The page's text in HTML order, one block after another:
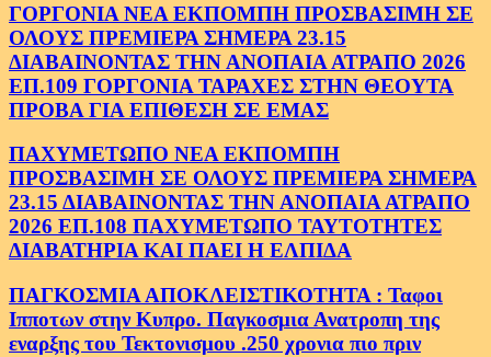
ΓΟΡΓΟΝΙΑ ΝΕΑ ΕΚΠΟΜΠΗ ΠΡΟΣΒΑΣΙΜΗ ΣΕ
ΟΛΟΥΣ ΠΡΕΜΙΕΡΑ ΣΗΜΕΡΑ 23.15
ΔΙΑΒΑΙΝΟΝΤΑΣ ΤΗΝ ΑΝΟΠΑΙΑ ΑΤΡΑΠΟ 2026
ΕΠ.109 ΓΟΡΓΟΝΙΑ ΤΑΡΑΧΕΣ ΣΤΗΝ ΘΕΟΥΤΑ
ΠΡΟΒΑ ΓΙΑ ΕΠΙΘΕΣΗ ΣΕ ΕΜΑΣ
ΠΑΧΥΜΕΤΩΠΟ ΝΕΑ ΕΚΠΟΜΠΗ
ΠΡΟΣΒΑΣΙΜΗ ΣΕ ΟΛΟΥΣ ΠΡΕΜΙΕΡΑ ΣΗΜΕΡΑ
23.15 ΔΙΑΒΑΙΝΟΝΤΑΣ ΤΗΝ ΑΝΟΠΑΙΑ ΑΤΡΑΠΟ
2026 ΕΠ.108 ΠΑΧΥΜΕΤΩΠΟ ΤΑΥΤΟΤΗΤΕΣ
ΔΙΑΒΑΤΗΡΙΑ ΚΑΙ ΠΑΕΙ Η ΕΛΠΙΔΑ
ΠΑΓΚΟΣΜΙΑ ΑΠΟΚΛΕΙΣΤΙΚΟΤΗΤΑ : Ταφοι
Ιπποτων στην Κυπρο. Παγκοσμια Ανατροπη της
εναρξης του Τεκτονισμου .250 χρονια πιο πριν